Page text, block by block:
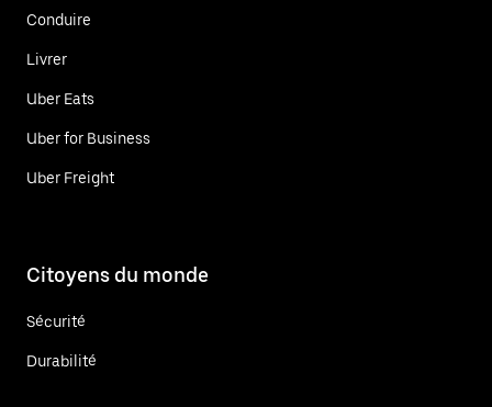
Conduire
Livrer
Uber Eats
Uber for Business
Uber Freight
Citoyens du monde
Sécurité
Durabilité